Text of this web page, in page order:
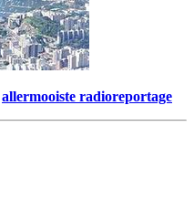
allermooiste radioreportage